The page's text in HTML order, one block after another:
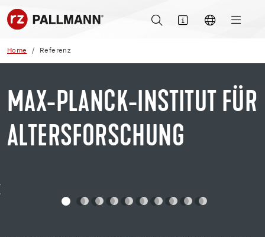
Home Referenz
MAX-PLANCK-INSTITUT FÜR
ALTERSFORSCHUNG